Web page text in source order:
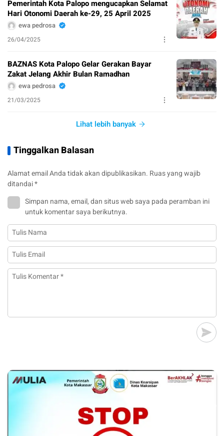
Pemerintah Kota Palopo mengucapkan Selamat
Hari Otonomi Daerah ke-29, 25 April 2025
ewa pedrosa
26/04/2025
BAZNAS Kota Palopo Gelar Gerakan Bayar
Zakat Jelang Akhir Bulan Ramadhan
ewa pedrosa
21/03/2025
Lihat lebih banyak
Tinggalkan Balasan
Alamat email Anda tidak akan dipublikasikan. Ruas yang wajib
ditandai*
Simpan nama, email, dan situs web saya pada peramban ini
untuk komentar saya berikutnya.